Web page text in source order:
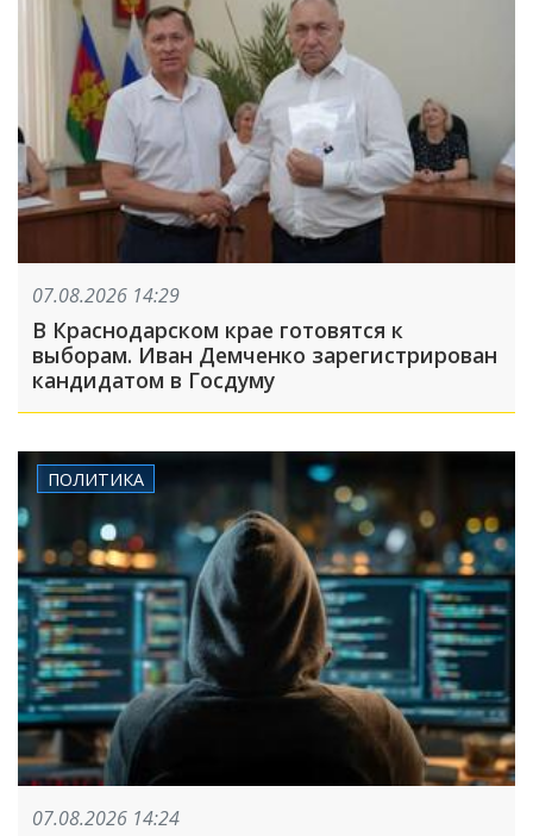
07.08.2026 14:29
В Краснодарском крае готовятся к
выборам. Иван Демченко зарегистрирован
кандидатом в Госдуму
ПОЛИТИКА
07.08.2026 14:24